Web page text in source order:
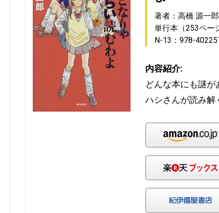
著者：高橋 源一郎
単行本（253ペー
N-13：978-
内容紹介:
どんな本にも謎
ハシさんが読み解